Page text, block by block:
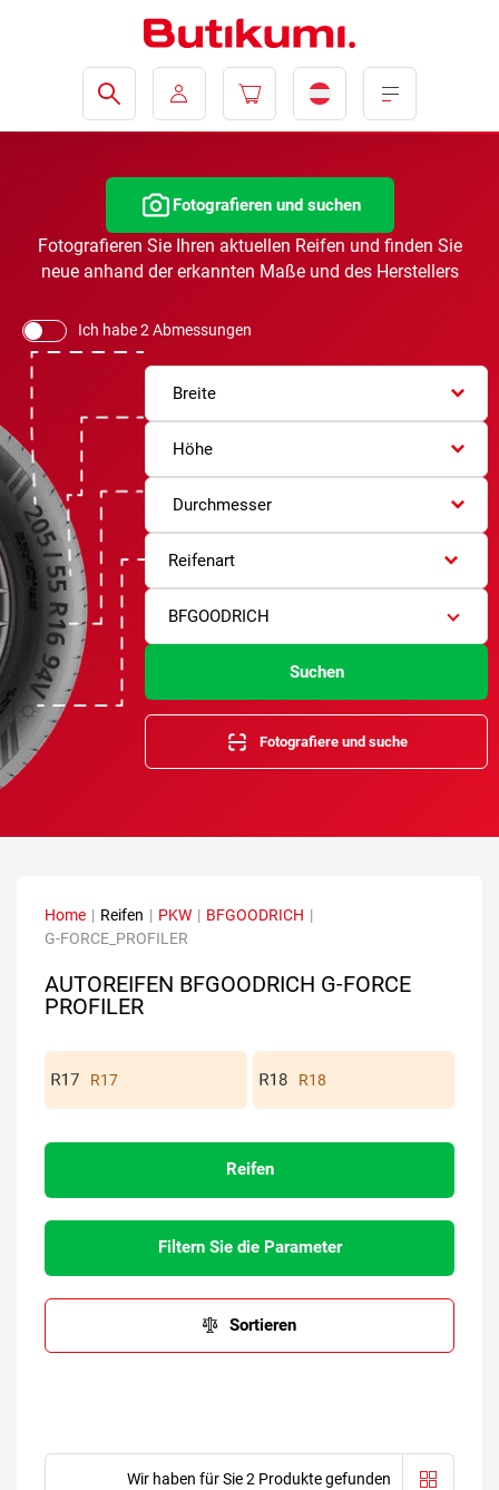
Fotografieren und suchen
Fotografieren Sie Ihren aktuellen Reifen und finden Sie
neue anhand der erkannten Maße und des Herstellers
Ich habe 2 Abmessungen
Breite
Höhe
Durchmesser
Reifenart
BFGOODRICH
Suchen
Fotografiere und suche
Home | Reifen | PKW | BFGOODRICH |
G-FORCE_PROFILER
AUTOREIFEN BFGOODRICH G-FORCE
PROFILER
R17 R18
Reifen
Filtern Sie die Parameter
Sortieren
Wir haben für Sie 2 Produkte gefunden